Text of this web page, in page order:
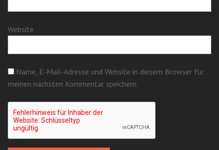
Website
Name, E-Mail-Adresse und Website in diesem Browser für
meinen nächsten Kommentar speichern.